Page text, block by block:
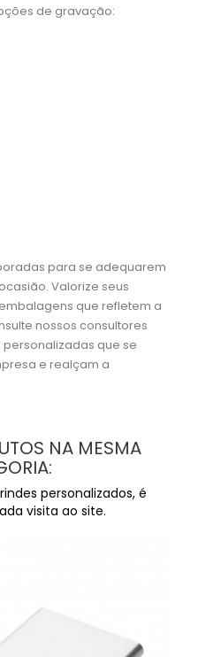
de gravação:
para se adequarem
Valorize seus
que refletem a
nossos consultores
que se
e realçam a
NA MESMA
personalizados, é
visita ao site.